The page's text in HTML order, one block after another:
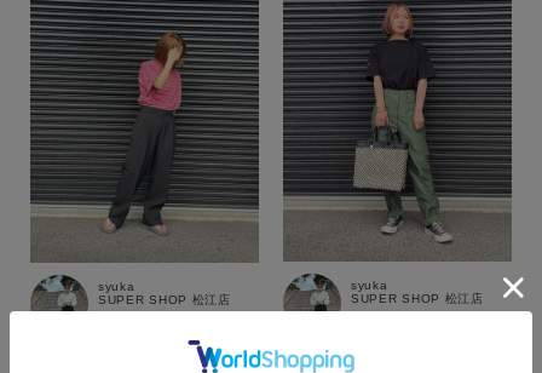
syuka
SUPER SHOP 松江店
syuka
SUPER SHOP 松江店
151cm